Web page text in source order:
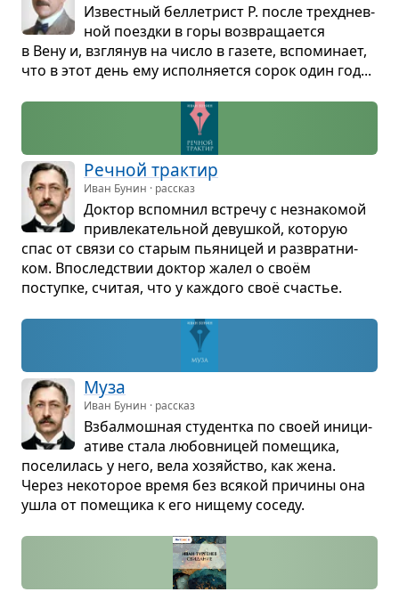
Извест­ный бел­ле­трист Р. после трех­днев­
ной поездки в горы воз­вра­ща­ется
в Вену и, взгля­нув на число в газете, вспо­ми­нает,
что в этот день ему испол­ня­ется сорок один год...
Реч­ной трак­тир
Иван Бунин · рассказ
Док­тор вспо­мнил встречу с незна­ко­мой
при­вле­ка­тель­ной девуш­кой, кото­рую
спас от связи со ста­рым пья­ни­цей и раз­врат­ни­
ком. Впо­след­ствии док­тор жалел о своём
поступке, счи­тая, что у каж­дого своё сча­стье.
Муза
Иван Бунин · рассказ
Взбал­мош­ная сту­дентка по своей ини­ци­
а­тиве стала любов­ни­цей поме­щика,
посе­ли­лась у него, вела хозяйство, как жена.
Через неко­то­рое время без вся­кой при­чины она
ушла от поме­щика к его нищему соседу.